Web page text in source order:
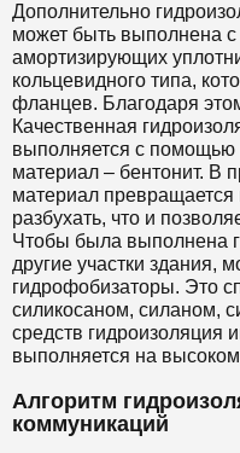
Дополнительно
может быть выполнена
амортизирующих
кольцевидного типа,
фланцев. Благодаря
Качественная
выполняется с
материал – бентонит. В
материал превращается
разбухать, что и
Чтобы была выполнена
другие участки здания,
гидрофобизаторы. Это
силикосаном, силаном,
средств гидроизоляция
выполняется на
Алгоритм
коммуникаций